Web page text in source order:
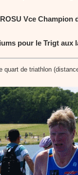
Vce Champion
pour le Trigt aux
de triathlon